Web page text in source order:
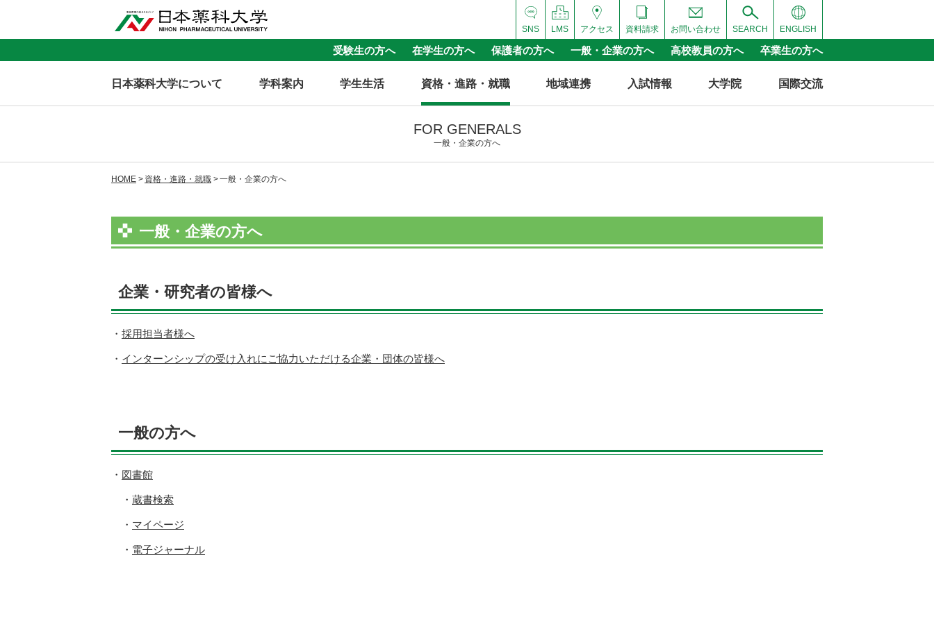
ENGLISH
SEARCH
お問い合わせ
資料請求
アクセス
LMS
SNS
受験生の方へ 在学生の方へ 保護者の方へ 一般・企業の方へ 高校教員の方へ 卒業生の方へ
日本薬科大学について 学科案内 学生生活 資格・進路・就職 地域連携 入試情報 大学院 国際交流
FOR GENERALS
一般・企業の方へ
HOME 資格・進路・就職 一般・企業の方へ
一般・企業の方へ
企業・研究者の皆様へ
採用担当者様へ
インターンシップの受け入れにご協力いただける企業・団体の皆様へ
一般の方へ
図書館
蔵書検索
マイページ
電子ジャーナル